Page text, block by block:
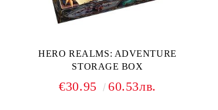
HERO REALMS: ADVENTURE
STORAGE BOX
€30.95 60.53лв.